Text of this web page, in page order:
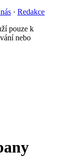
· Redakce
pouze k
nebo